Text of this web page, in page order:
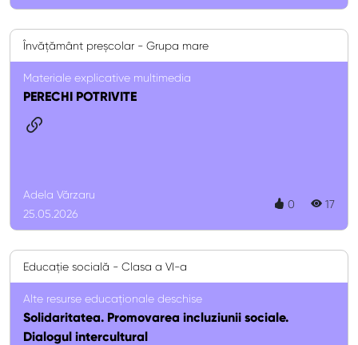
Învățământ preșcolar - Grupa mare
Materiale explicative multimedia
PERECHI POTRIVITE
Adela Vărzaru
25.05.2026
0 17
Educație socială - Clasa a VI-a
Alte resurse educaționale deschise
Solidaritatea. Promovarea incluziunii sociale.
Dialogul intercultural